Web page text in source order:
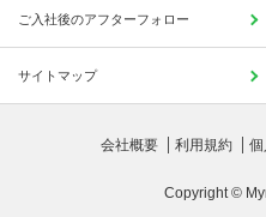
ご入社後のアフターフォロー
サイトマップ
会社概要 利用規約
Copyright ©